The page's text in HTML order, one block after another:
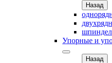
Назад
Упорные и
Назад